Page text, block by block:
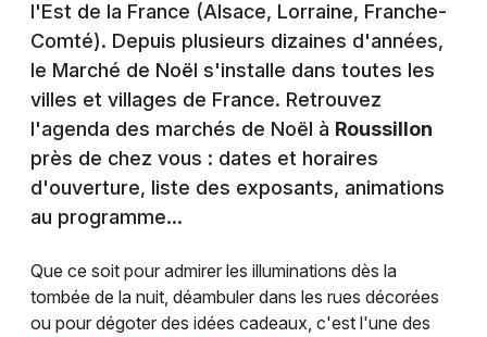
l'Est de la France (Alsace, Lorraine, Franche-
Comté). Depuis plusieurs dizaines d'années,
le Marché de Noël s'installe dans toutes les
villes et villages de France. Retrouvez
l'agenda des marchés de Noël à Roussillon
près de chez vous : dates et horaires
d'ouverture, liste des exposants, animations
au programme...
Que ce soit pour admirer les illuminations dès la
tombée de la nuit, déambuler dans les rues décorées
ou pour dégoter des idées cadeaux, c'est l'une des